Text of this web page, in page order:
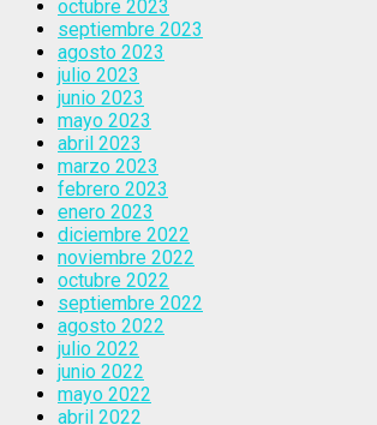
octubre 2023
septiembre 2023
agosto 2023
julio 2023
junio 2023
mayo 2023
abril 2023
marzo 2023
febrero 2023
enero 2023
diciembre 2022
noviembre 2022
octubre 2022
septiembre 2022
agosto 2022
julio 2022
junio 2022
mayo 2022
abril 2022